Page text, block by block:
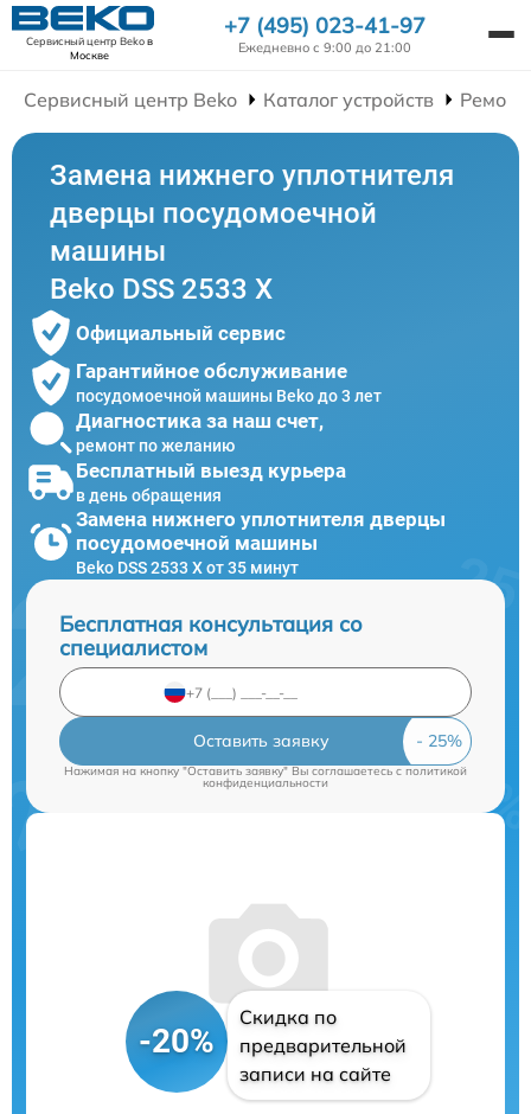
Сервисный центр Bekoв
Москве
+7 (495) 023-41-97
Ежедневно с 9:00 до 21:00
Сервисный центр Beko Каталог устройств
Замена нижнего уплотнителя
дверцы посудомоечной
машины
Beko DSS 2533 X
Официальный сервис
Гарантийное обслуживание
посудомоечной машины Beko до 3 лет
Диагностика за наш счет,
ремонт по желанию
Бесплатный выезд курьера
в день обращения
Замена нижнего уплотнителя дверцы
посудомоечной машины
Beko DSS 2533 X от 35 минут
Бесплатная консультация со
специалистом
Оставить заявку
Нажимая на кнопку "Оставить заявку" Вы соглашаетесь c политикой
конфиденциальности
-20%
Скидка по
предварительной
записи на сайте